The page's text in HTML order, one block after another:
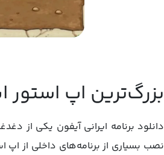
بزرگ‌ترین اپ استور
دانلود برنامه ایرانی آیفون یکی
نصب بسیاری از برنامه‌های داخلی از اپ